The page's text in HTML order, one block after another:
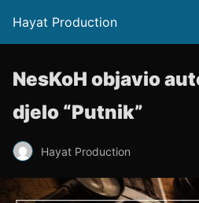
Hayat Production
NesKoH objavio
djelo “Putnik”
Hayat Production